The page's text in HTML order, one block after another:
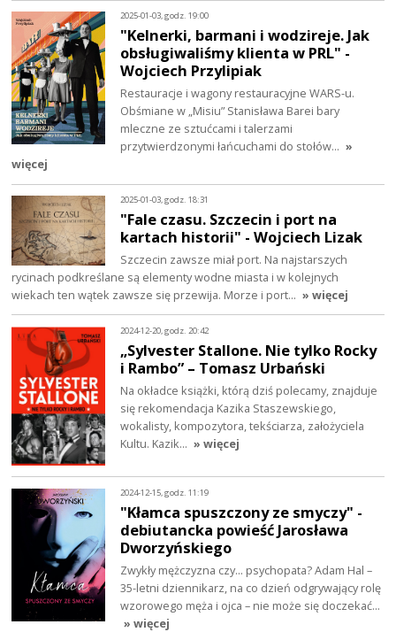
2025-01-03, godz. 19:00
"Kelnerki, barmani i wodzireje. Jak
obsługiwaliśmy klienta w PRL" -
Wojciech Przylipiak
Restauracje i wagony restauracyjne WARS-u.
Obśmiane w „Misiu” Stanisława Barei bary
mleczne ze sztućcami i talerzami
przytwierdzonymi łańcuchami do stołów… »
więcej
2025-01-03, godz. 18:31
"Fale czasu. Szczecin i port na
kartach historii" - Wojciech Lizak
Szczecin zawsze miał port. Na najstarszych
rycinach podkreślane są elementy wodne miasta i w kolejnych
wiekach ten wątek zawsze się przewija. Morze i port… » więcej
2024-12-20, godz. 20:42
„Sylvester Stallone. Nie tylko Rocky
i Rambo” – Tomasz Urbański
Na okładce książki, którą dziś polecamy, znajduje
się rekomendacja Kazika Staszewskiego,
wokalisty, kompozytora, tekściarza, założyciela
Kultu. Kazik… » więcej
2024-12-15, godz. 11:19
"Kłamca spuszczony ze smyczy" -
debiutancka powieść Jarosława
Dworzyńskiego
Zwykły mężczyzna czy… psychopata? Adam Hal –
35-letni dziennikarz, na co dzień odgrywający rolę
wzorowego męża i ojca – nie może się doczekać…
» więcej